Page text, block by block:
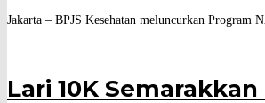
Jakarta – BPJS Kesehatan meluncurkan Program
Lari 10K